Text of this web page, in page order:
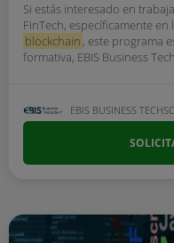
Si estás interesado en
FinTech, específicamente
blockchain , este programa
formativa, EBIS Business
EBIS BUSINESS